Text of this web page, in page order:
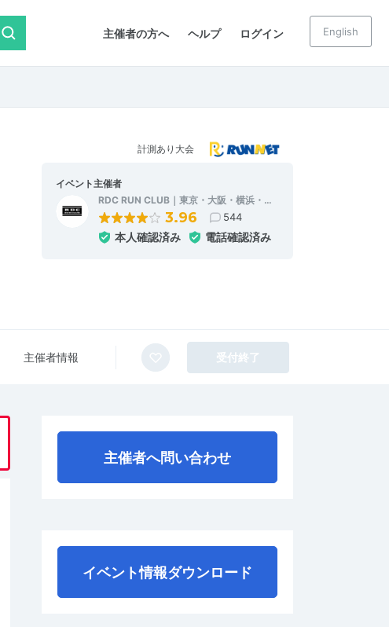
主催者の方へ ヘルプ ログイン English
計測あり大会
イベント主催者
RDC RUN CLUB｜東京・大阪・横浜・…
3.96 544
本人確認済み 電話確認済み
主催者情報 受付終了
主催者へ問い合わせ
イベント情報ダウンロード